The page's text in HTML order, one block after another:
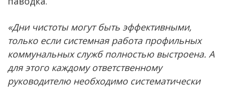
«Дни чистоты могут быть эффективными,
только если системная работа профильных
коммунальных служб полностью выстроена. А
для этого каждому ответственному
руководителю необходимо систематически